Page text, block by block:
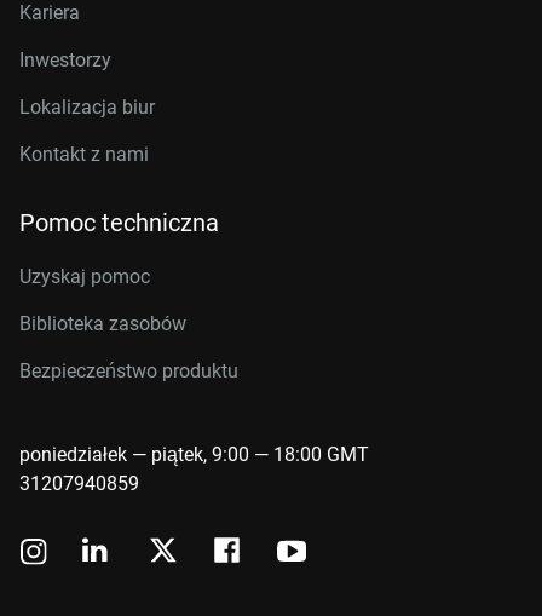
Kariera
Inwestorzy
Lokalizacja biur
Kontakt z nami
Pomoc techniczna
Uzyskaj pomoc
Biblioteka zasobów
Bezpieczeństwo produktu
poniedziałek — piątek, 9:00 — 18:00 GMT
31207940859